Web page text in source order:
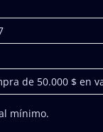
de 50.000 $ en
mínimo.